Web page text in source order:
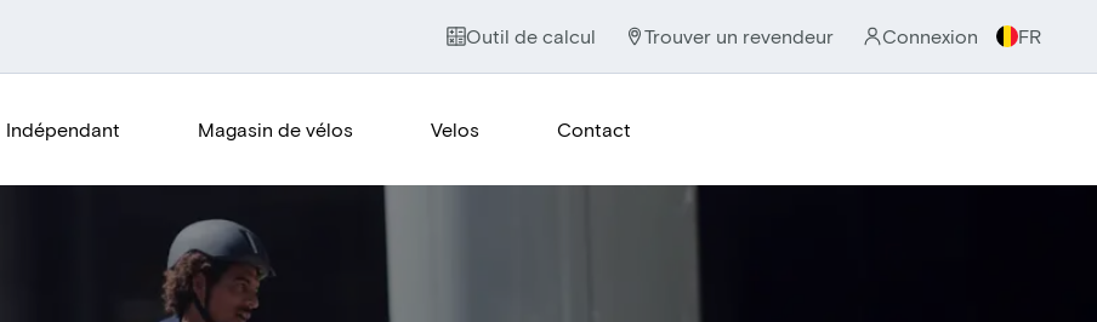
Outil de calcul Trouver un revendeur Connexion FR
Indépendant Magasin de vélos Velos Contact